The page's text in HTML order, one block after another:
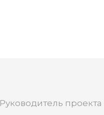
Руководитель